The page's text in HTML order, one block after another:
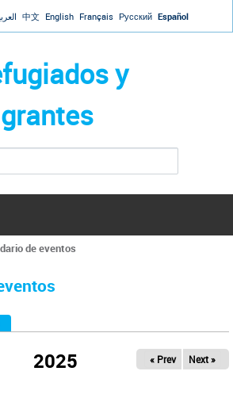
Jump to navigation
中文 English Français Русский Español
y
de eventos
2025 « Prev Next »